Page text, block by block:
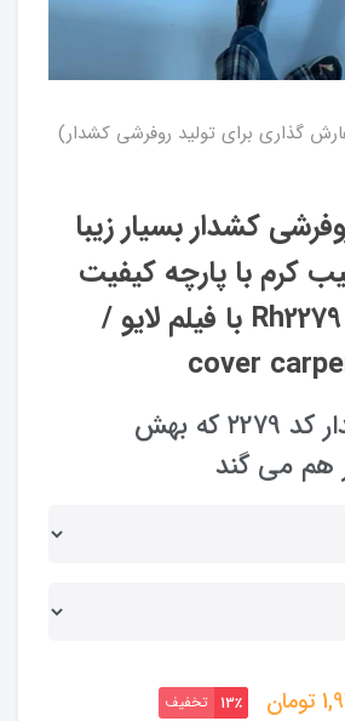
گذاری برای تولید روفرشی کشدار)
کشدار بسیار زیبا
کرم با پارچه کیفیت
درجه یک کد Rh2279 با فیلم لایو /
cover
کاور فرش کشدار کد ۲279 که بهش
هم می گند
تومان 13٪ تخفیف